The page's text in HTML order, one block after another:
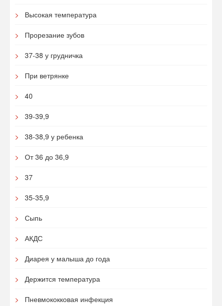
Высокая температура
Прорезание зубов
37-38 у грудничка
При ветрянке
40
39-39,9
38-38,9 у ребенка
От 36 до 36,9
37
35-35,9
Сыпь
АКДС
Диарея у малыша до года
Держится температура
Пневмококковая инфекция